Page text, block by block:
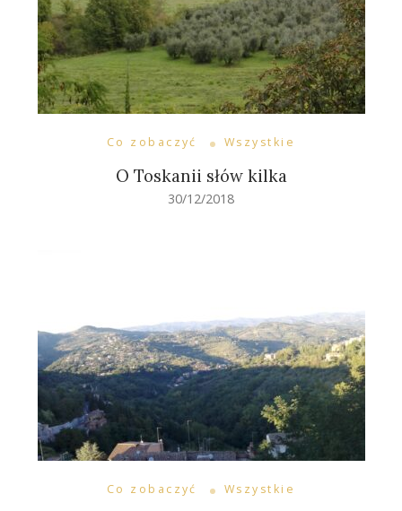
Co zobaczyć Wszystkie
O Toskanii słów kilka
30/12/2018
Co zobaczyć Wszystkie